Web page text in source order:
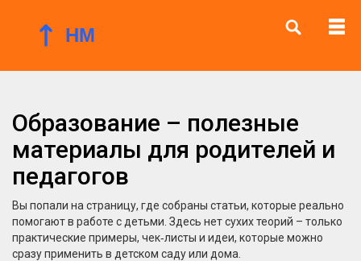
Образование – полезные
материалы для родителей и
педагогов
Вы попали на страницу, где собраны статьи, которые реально
помогают в работе с детьми. Здесь нет сухих теорий – только
практические примеры, чек‑листы и идеи, которые можно
сразу применить в детском саду или дома.